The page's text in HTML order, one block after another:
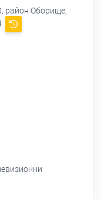
район Оборище,